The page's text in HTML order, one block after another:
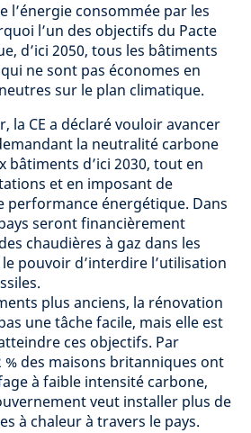
l’énergie consommée par les
l’un des objectifs du Pacte
d’ici 2050, tous les bâtiments
ne sont pas économes en
sur le plan climatique.
la CE a déclaré vouloir avancer
la neutralité carbone
bâtiments d’ici 2030, tout en
et en imposant de
performance énergétique. Dans
seront financièrement
chaudières à gaz dans les
pouvoir d’interdire l’utilisation
plus anciens, la rénovation
une tâche facile, mais elle est
ces objectifs. Par
% des maisons britanniques ont
à faible intensité carbone,
veut installer plus de
à chaleur à travers le pays.